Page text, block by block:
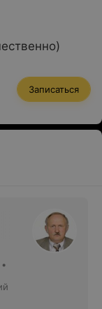
Записаться